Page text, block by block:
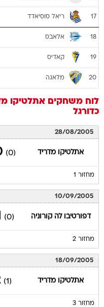
17 ריאל סוסיאדד
18 אלאבס
19 קאדיס
20 מלאגה
לוח משחקים אתלטיקו
כדורגל
28/08/2005
אתלטיקו מדריד (0)
מחזור 1
10/09/2005
דפורטיבו לה קורוניה (0)
מחזור 2
18/09/2005
אתלטיקו מדריד (1)
מחזור 3